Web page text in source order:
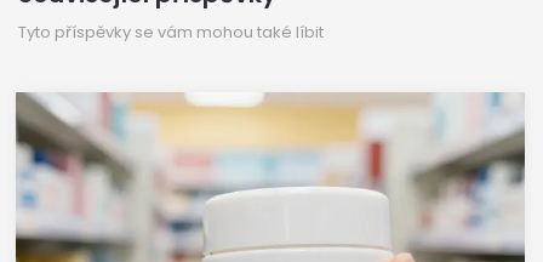
Tyto příspěvky se vám mohou také líbit